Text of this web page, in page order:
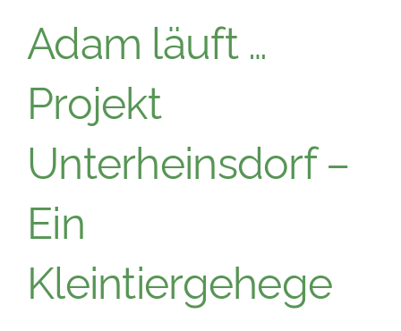
Adam läuft …
Projekt
Unterheinsdorf –
Ein
Kleintiergehege